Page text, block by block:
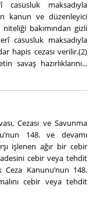
maksadıyla
kanun ve düzenleyici
niteliği bakımından gizli
casusluk maksadıyla
hapis cezası verilir.(2)
savaş hazırlıklarını...
Cezası ve Savunma
148. ve devamı
işlenen ağır bir cebir
cebir veya tehdit
Ceza Kanunu’nun 148.
cebir veya tehdit